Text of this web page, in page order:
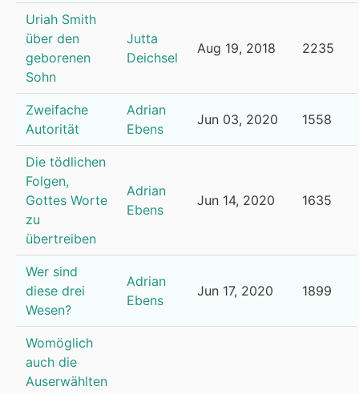
Uriah Smith
über den
geborenen
Sohn
Jutta
Deichsel
Aug 19, 2018 2235
Zweifache
Autorität
Adrian
Ebens
Jun 03, 2020 1558
Die tödlichen
Folgen,
Gottes Worte
zu
übertreiben
Adrian
Ebens
Jun 14, 2020 1635
Wer sind
diese drei
Wesen?
Adrian
Ebens
Jun 17, 2020 1899
Womöglich
auch die
Auserwählten